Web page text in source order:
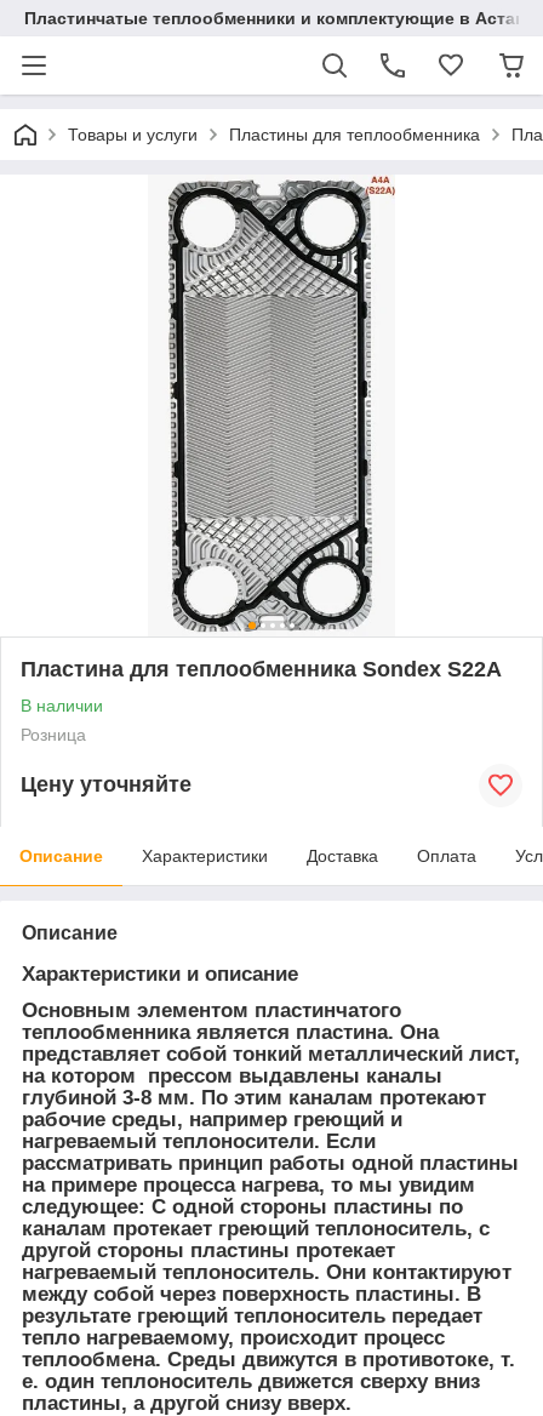
Пластинчатые теплообменники и комплектующие в Астане
Товары и услуги Пластины для теплообменника
Пластина для теплообменника Sondex S22A
В наличии
Розница
Цену уточняйте
Описание Характеристики Доставка Оплата
Описание
Характеристики и описание
Основным элементом пластинчатого
теплообменника является пластина. Она
представляет собой тонкий металлический лист,
на котором прессом выдавлены каналы
глубиной 3-8 мм. По этим каналам протекают
рабочие среды, например греющий и
нагреваемый теплоносители. Если
рассматривать принцип работы одной пластины
на примере процесса нагрева, то мы увидим
следующее: С одной стороны пластины по
каналам протекает греющий теплоноситель, с
другой стороны пластины протекает
нагреваемый теплоноситель. Они контактируют
между собой через поверхность пластины. В
результате греющий теплоноситель передает
тепло нагреваемому, происходит процесс
теплообмена. Среды движутся в противотоке, т.
е. один теплоноситель движется сверху вниз
пластины, а другой снизу вверх.